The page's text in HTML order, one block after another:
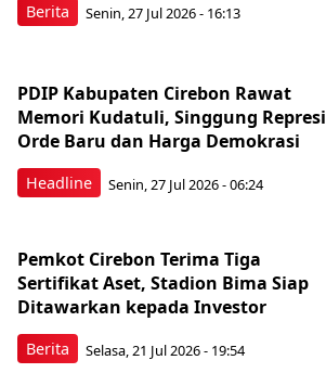
Berita Senin, 27 Jul 2026 - 16:13
Headline
PDIP Kabupaten Cirebon Rawat
Memori Kudatuli, Singgung Represi
Orde Baru dan Harga Demokrasi
Senin, 27 Jul 2026 - 06:24
Berita
Pemkot Cirebon Terima Tiga
Sertifikat Aset, Stadion Bima Siap
Ditawarkan kepada Investor
Selasa, 21 Jul 2026 - 19:54